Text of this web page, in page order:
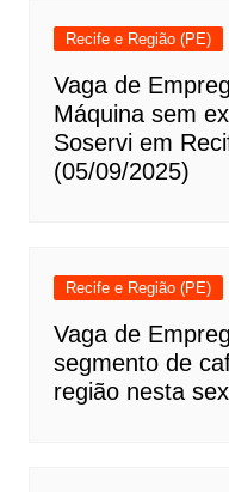
Recife e Região (PE)
Vaga de
Máquina sem
Soservi em
(05/09/2025)
Recife e Região (PE)
Vaga de
segmento de
região nesta